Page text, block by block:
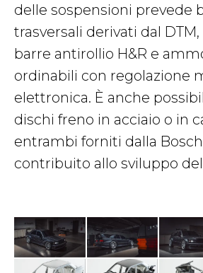
delle sospensioni prevede
trasversali derivati dal
barre antirollio H&R e
ordinabili con regolazione
elettronica. È anche
dischi freno in acciaio o in
entrambi forniti dalla
contribuito allo sviluppo del